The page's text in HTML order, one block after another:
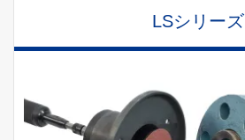
LSシリーズ